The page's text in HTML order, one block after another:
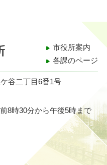
市役所案内
各課のページ
谷二丁目6番1号
8時30分から午後5時まで